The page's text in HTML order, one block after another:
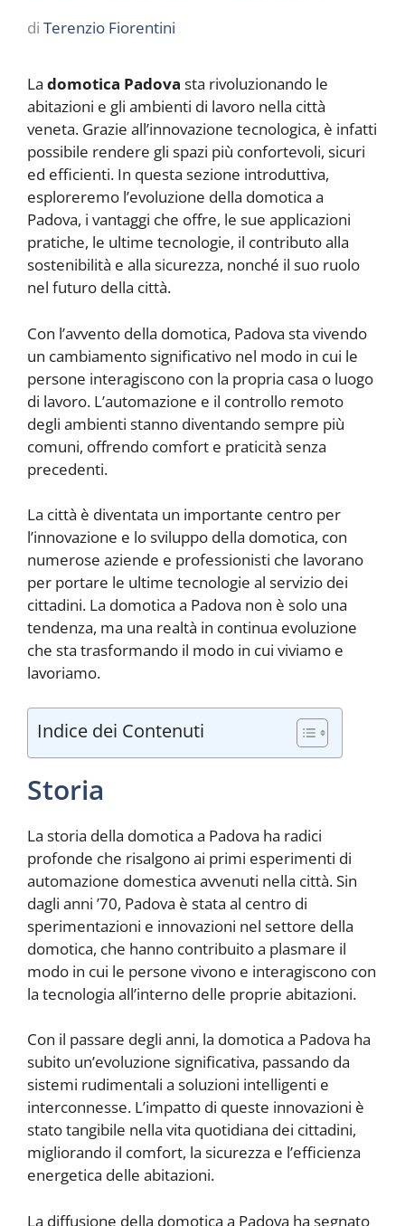
di Terenzio Fiorentini
La domotica Padova sta rivoluzionando le
abitazioni e gli ambienti di lavoro nella città
veneta. Grazie all’innovazione tecnologica, è infatti
possibile rendere gli spazi più confortevoli, sicuri
ed efficienti. In questa sezione introduttiva,
esploreremo l’evoluzione della domotica a
Padova, i vantaggi che offre, le sue applicazioni
pratiche, le ultime tecnologie, il contributo alla
sostenibilità e alla sicurezza, nonché il suo ruolo
nel futuro della città.
Con l’avvento della domotica, Padova sta vivendo
un cambiamento significativo nel modo in cui le
persone interagiscono con la propria casa o luogo
di lavoro. L’automazione e il controllo remoto
degli ambienti stanno diventando sempre più
comuni, offrendo comfort e praticità senza
precedenti.
La città è diventata un importante centro per
l’innovazione e lo sviluppo della domotica, con
numerose aziende e professionisti che lavorano
per portare le ultime tecnologie al servizio dei
cittadini. La domotica a Padova non è solo una
tendenza, ma una realtà in continua evoluzione
che sta trasformando il modo in cui viviamo e
lavoriamo.
Indice dei Contenuti
Storia
La storia della domotica a Padova ha radici
profonde che risalgono ai primi esperimenti di
automazione domestica avvenuti nella città. Sin
dagli anni ’70, Padova è stata al centro di
sperimentazioni e innovazioni nel settore della
domotica, che hanno contribuito a plasmare il
modo in cui le persone vivono e interagiscono con
la tecnologia all’interno delle proprie abitazioni.
Con il passare degli anni, la domotica a Padova ha
subito un’evoluzione significativa, passando da
sistemi rudimentali a soluzioni intelligenti e
interconnesse. L’impatto di queste innovazioni è
stato tangibile nella vita quotidiana dei cittadini,
migliorando il comfort, la sicurezza e l’efficienza
energetica delle abitazioni.
La diffusione della domotica a Padova ha segnato